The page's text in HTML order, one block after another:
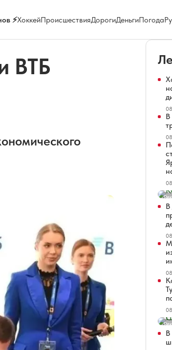
⚡ХоккейПроисшествияДорогиДеньгиПогода
ВТБ
В
В
В